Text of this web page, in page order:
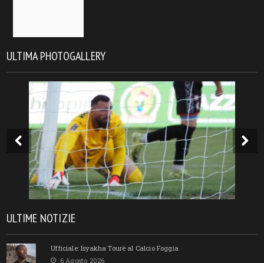
ULTIMA PHOTOGALLERY
ULTIME NOTIZIE
Ufficiale: Isyakha Tourè al Calcio Foggia
6 Agosto 2026